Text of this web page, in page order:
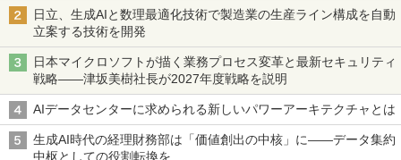
日立、生成AIと数理最適化技術で製造業の生産ライン構成を自動
立案する技術を開発
日本マイクロソフトが描く業務プロセス変革と最新セキュリティ
戦略――津坂美樹社長が2027年度戦略を説明
AIデータセンターに求められる新しいパワーアーキテクチャとは
生成AI時代の経理財務部は「価値創出の中核」に――データ集約
中枢としての役割転換を